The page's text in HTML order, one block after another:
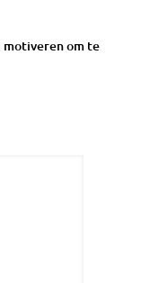
motiveren om te